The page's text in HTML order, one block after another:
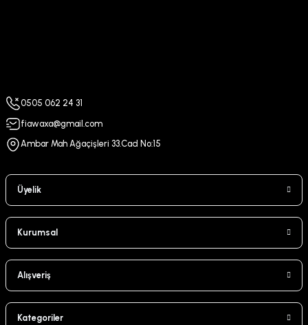
0505 062 24 31
fiawaxa@gmail.com
Ambar Mah Ağaçişleri 33.Cad No:15
Üyelik
Kurumsal
Alışveriş
Kategoriler